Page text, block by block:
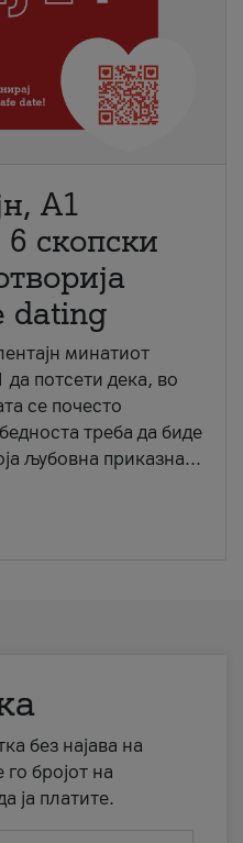
A1
скопски
dating
минатиот
потсети дека, во
се почесто
треба да биде
љубовна приказна...
без најава на
бројот на
ја платите.